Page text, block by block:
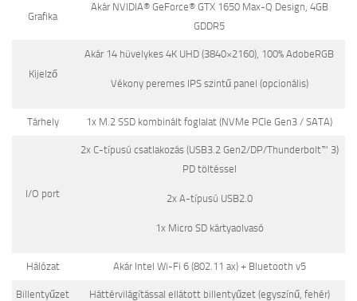
Grafika
Akár NVIDIA® GeForce® GTX 1650 Max-Q Design, 4GB
GDDR5
Kijelző
Akár 14 hüvelykes 4K UHD (3840×2160), 100% AdobeRGB
Vékony peremes IPS szintű panel (opcionális)
Tárhely 1x M.2 SSD kombinált foglalat (NVMe PCIe Gen3 / SATA)
I/O port
2x C-típusú csatlakozás (USB3.2 Gen2/DP/Thunderbolt™ 3)
PD töltéssel
2x A-típusú USB2.0
1x Micro SD kártyaolvasó
Hálózat Akár Intel Wi-Fi 6 (802.11 ax) + Bluetooth v5
Billentyűzet Háttérvilágítással ellátott billentyűzet (egyszínű, fehér)